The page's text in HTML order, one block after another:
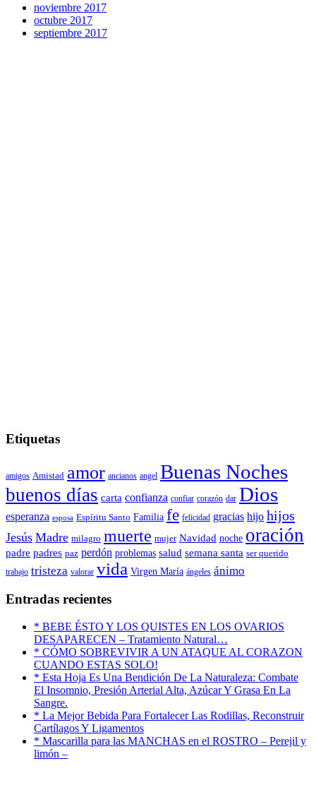
noviembre 2017
octubre 2017
septiembre 2017
Etiquetas
amigos Amistad amor ancianos angel Buenas Noches
buenos días carta confianza confiar corazón dar Dios
esperanza esposa Espíritu Santo Familia fe felicidad gracias hijo hijos
Jesús Madre milagro muerte mujer Navidad noche oración
padre padres paz perdón problemas salud semana santa ser querido
trabajo tristeza valorar vida Virgen María ángeles ánimo
Entradas recientes
* BEBE ÉSTO Y LOS QUISTES EN LOS OVARIOS
DESAPARECEN – Tratamiento Natural…
* CÓMO SOBREVIVIR A UN ATAQUE AL CORAZON
CUANDO ESTAS SOLO!
* Esta Hoja Es Una Bendición De La Naturaleza: Combate
El Insomnio, Presión Arterial Alta, Azúcar Y Grasa En La
Sangre.
* La Mejor Bebida Para Fortalecer Las Rodillas, Reconstruir
Cartílagos Y Ligamentos
* Mascarilla para las MANCHAS en el ROSTRO – Perejil y
limón –